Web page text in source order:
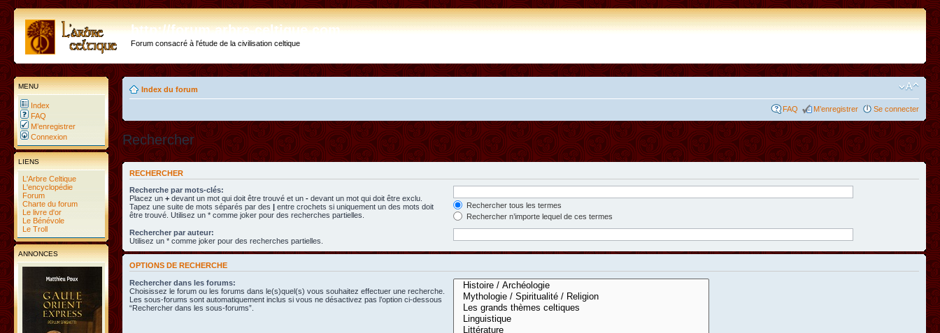
http://forum.arbre-celtique.com
Forum consacré à l'étude de la civilisation celtique
MENU
Index
FAQ
M’enregistrer
Connexion
LIENS
L'Arbre Celtique
L'encyclopédie
Forum
Charte du forum
Le livre d'or
Le Bénévole
Le Troll
ANNONCES
Index du forum
FAQ M’enregistrer Se connecter
Rechercher
RECHERCHER
Recherche par mots-clés:
Placez un + devant un mot qui doit être trouvé et un - devant un mot qui doit être exclu.
Tapez une suite de mots séparés par des | entre crochets si uniquement un des mots doit
être trouvé. Utilisez un * comme joker pour des recherches partielles.
Rechercher tous les termes
Rechercher n’importe lequel de ces termes
Rechercher par auteur:
Utilisez un * comme joker pour des recherches partielles.
OPTIONS DE RECHERCHE
Rechercher dans les forums:
Choisissez le forum ou les forums dans le(s)quel(s) vous souhaitez effectuer une recherche.
Les sous-forums sont automatiquement inclus si vous ne désactivez pas l’option ci-dessous
“Rechercher dans les sous-forums”.